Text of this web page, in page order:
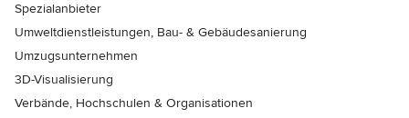
Spezialanbieter
Umweltdienstleistungen, Bau- & Gebäudesanierung
Umzugsunternehmen
3D-Visualisierung
Verbände, Hochschulen & Organisationen